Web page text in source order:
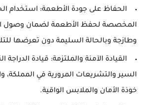
الحفاظ على جودة الأطعمة: استخدام
المخصصة لحفظ الأطعمة لضمان وصول
وطازجة وبالحالة السليمة دون تعرضها
القيادة الآمنة والملتزمة: قيادة الدراجة
السير والتشريعات المرورية في المملكة،
خوذة الأمان والملابس الواقية.